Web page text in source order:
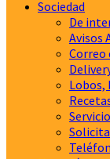
Sociedad
De
Avisos
Correo
Lobos,